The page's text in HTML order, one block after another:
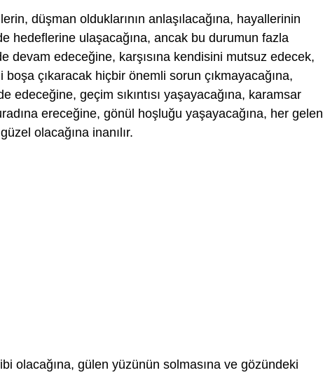
düşman olduklarının anlaşılacağına, hayallerinin
hedeflerine ulaşacağına, ancak bu durumun fazla
devam edeceğine, karşısına kendisini mutsuz edecek,
boşa çıkaracak hiçbir önemli sorun çıkmayacağına,
edeceğine, geçim sıkıntısı yaşayacağına, karamsar
ereceğine, gönül hoşluğu yaşayacağına, her gelen
olacağına inanılır.
olacağına, gülen yüzünün solmasına ve gözündeki